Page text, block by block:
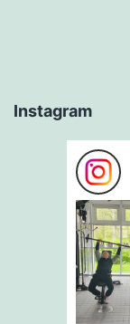
Instagram